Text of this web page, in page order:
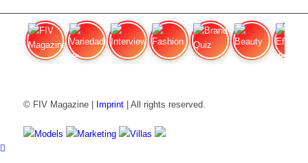
© FIV Magazine | Imprint| All rights reserved.
Models Marketing Villas